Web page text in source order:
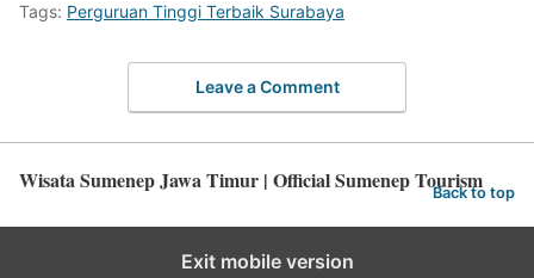
Tags: Perguruan Tinggi Terbaik Surabaya
Leave a Comment
Wisata Sumenep Jawa Timur | Official Sumenep Tourism
Back to top
Exit mobile version